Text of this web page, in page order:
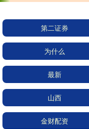
第二证券
为什么
最新
山西
金财配资